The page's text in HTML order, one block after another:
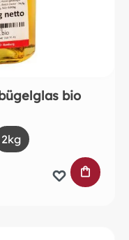
bio
ist zurzeit nicht
2kg
IN DEN